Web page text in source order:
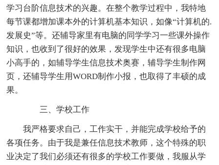
学习台阶信息技术的兴趣。在整个教学过程中，我特地
每节课都增加课本外的计算机基本知识，如像“计算机的.
发展史”等。还辅导家里有电脑的同学学习一些课外操作
知识，也收到了很好的效果，发现学生中还有很多电脑
小高手的，如辅导学生信息技术奥赛，辅导学生制作网
页，还辅导学生用WORD制作小报，也取得了丰硕的成
果。
三、学校工作
我严格要求自己，工作实干，并能完成学校给予的
各项任务。由于我是兼任信息技术教师，这个特殊的职
业决定了我们必须还有很多的学校工作要做，我服从学